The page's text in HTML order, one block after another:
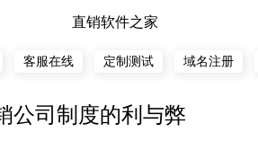
直销软件之家
客服在线 定制测试 域名注册
公司制度的利与弊